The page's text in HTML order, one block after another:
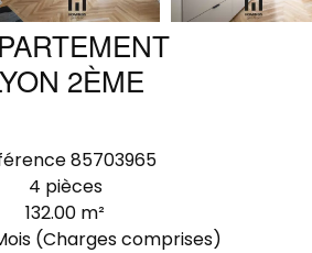
2ÈME
85703965
4 pièces
132.00 m²
(Charges comprises)